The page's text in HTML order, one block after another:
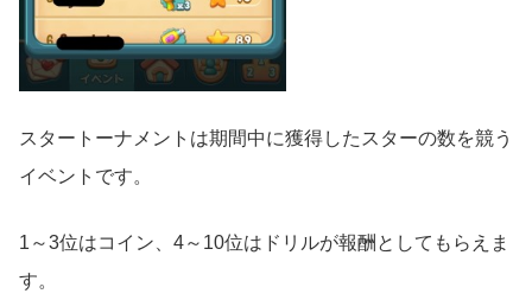
スタートーナメントは期間中に獲得したスターの数を競う
イベントです。
1～3位はコイン、4～10位はドリルが報酬としてもらえま
す。